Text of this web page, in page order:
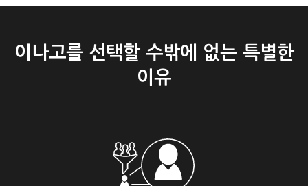
이나고를 선택할 수밖에 없는 특별한
이유